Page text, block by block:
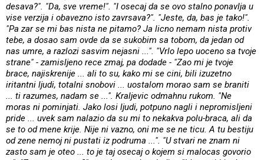
desava?". "Da, sve vreme!". "I osecaj da se ovo stalno ponavlja u
vise verzija i obavezno isto zavrsava?". "Jeste, da, bas je tako!".
"Pa zar se mi bas nista ne pitamo? Ja licno nemam nista protiv
tebe, a dosao sam ovde da se sukobim sa tobom, da jedan od
nas umre, a razlozi sasvim nejasni ...". "Vrlo lepo uoceno sa tvoje
strane" - zamisljeno rece zmaj, pa dodade - "Zao mi je tvoje
brace, najiskrenije ... ali to su, kako mi se cini, bili izuzetno
iritantni ljudi, totalni snobovi ... uostalom morao sam se braniti
... ti razumes, nadam se ...". Kraljevic odmahnu rukom. "Ne
moras ni pominjati. Jako losi ljudi, potpuno nagli i nepromisljeni
pride ... uvek sam nalazio da su mi to nekakva polu-braca, ali da
se to od mene krije. Nije ni vazno, oni me se ne ticu. A tu bestiju
od zene nemoj ni pustati iz podruma ...". "U stvari ne znam ni
zasto sam je oteo ... to je taj osecaj o kojem si malocas govorio